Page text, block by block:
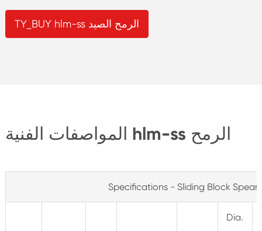
TY_BUY hlm-ss الرمح الصيد
المواصفات الفنية hlm-ss الرمح
Specifications - Sliding Block Spear
Dia.